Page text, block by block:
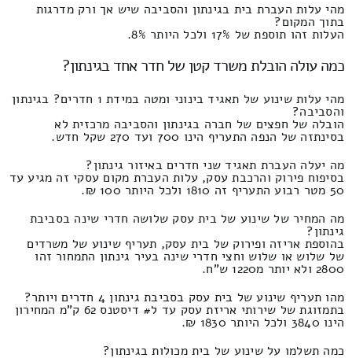
מהי עלות העברת בית בגינתון והסביבה שיש אך ורק מדרגות
בתוך המקום?
העלות זהו תוספת של 17% ולכל היותר 8%.
כמה עולה הובלת משרד קטן של חדר אחד בגינתון?
מהי עלות שינוע של תאגיד בינוני ומטה במידת 1 חדרים? בגינתון
והסביבה?
הובלה של חפצים של חברה בגינתון והסביבה מרכזית לא
בסינתזה של הנפה התעריף הינו 700 ועד 270 שקל חדש.
מה יעלה העברת תאגיד שני חדרים באיזור גינתון?
בסיפוח פירוק והרכבת עסק, עלות העברת מקום עסקי זה מגיע עד
50 מטר רבוע התעריף זה 1810 ולכל היותר 100 ₪.
מה המחיר של שינוע של בית עסק שלושה חדרי שינה בסביבת
גינתון?
בהוספת אריזה ופירוק של בית עסק, תעריף שינוע של משרדים
של שלוש או שלוש וחצי חדרי שינה בעיר גינתון התמחור זהו
2800 ולא יותר מ1220 ש"ח.
מהו תעריף שינוע של בית עסק בסביבת גינתון 4 חדרים ויותר?
בתמזוגת של שירותי אריזת עסק עד ל# דיסטנס 62 ק"מ המחירון
הינו 3840 ולכל היותר 1830 ₪.
כמה תשלמו על שינוע של בית מכולות בגינתון?